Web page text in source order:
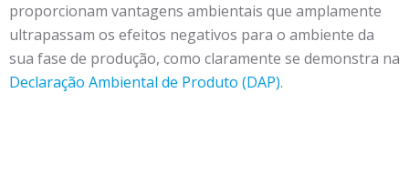
proporcionam vantagens ambientais que amplamente
ultrapassam os efeitos negativos para o ambiente da
sua fase de produção, como claramente se demonstra na
Declaração Ambiental de Produto (DAP).